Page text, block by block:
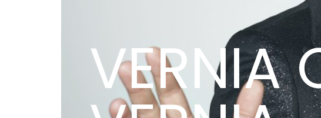
VERNIA